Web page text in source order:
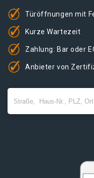
Türöffnungen mit
Kurze Wartezeit
Zahlung: Bar oder
Anbieter von